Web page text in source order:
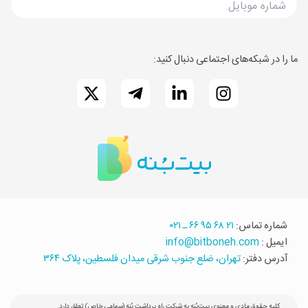
ما را در شبکه‌های اجتماعی دنبال کنید:
شماره تماس: ۲۱ ۶۸ ۹۵ ۶۶ ـ ۰۲۱
ایمیل : info@bitboneh.com
آدرس دفتر:تهران، ضلع جنوب شرقی میدان فلسطین، پلاک ۳۶۴